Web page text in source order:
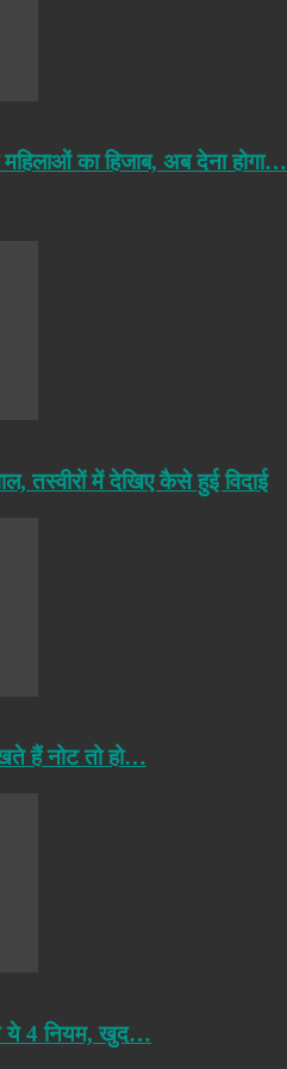
का हिजाब, अब देना होगा…
तस्वीरों में देखिए कैसे हुई विदाई
हैं नोट तो हो…
ये 4 नियम, खुद…